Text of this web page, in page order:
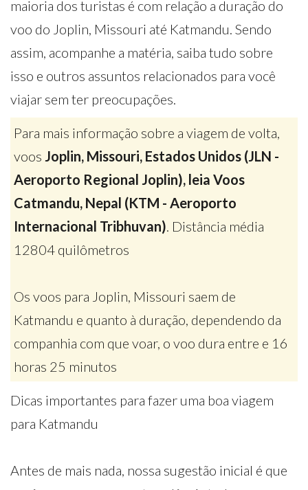
maioria dos turistas é com relação a duração do
voo do Joplin, Missouri até Katmandu. Sendo
assim, acompanhe a matéria, saiba tudo sobre
isso e outros assuntos relacionados para você
viajar sem ter preocupações.
Para mais informação sobre a viagem de volta,
voos Joplin, Missouri, Estados Unidos (JLN -
Aeroporto Regional Joplin), leia Voos
Catmandu, Nepal (KTM - Aeroporto
Internacional Tribhuvan). Distância média
12804 quilômetros
Os voos para Joplin, Missouri saem de
Katmandu e quanto à duração, dependendo da
companhia com que voar, o voo dura entre e 16
horas 25 minutos
Dicas importantes para fazer uma boa viagem
para Katmandu
Antes de mais nada, nossa sugestão inicial é que